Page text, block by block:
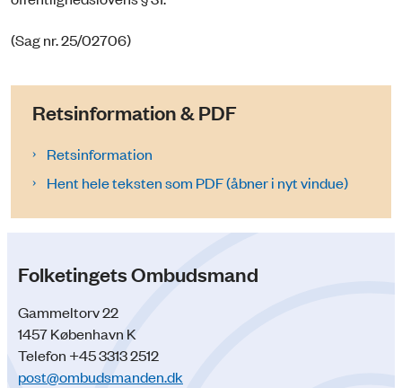
(Sag nr. 25/02706)
Retsinformation & PDF
Retsinformation
Hent hele teksten som PDF (åbner i nyt vindue)
Folketingets Ombudsmand
Gammeltorv 22
1457 København K
Telefon +45 3313 2512
post@ombudsmanden.dk